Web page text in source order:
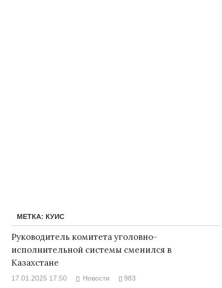
МЕТКА: КУИС
Руководитель комитета уголовно-
исполнительной системы сменился в
Казахстане
17.01.2025 17:50 Новости 983